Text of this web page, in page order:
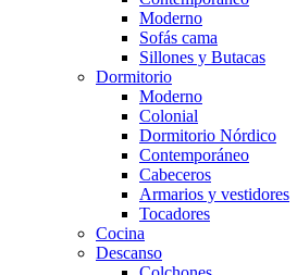
Moderno
Sofás cama
Sillones y Butacas
Dormitorio
Moderno
Colonial
Dormitorio Nórdico
Contemporáneo
Cabeceros
Armarios y vestidores
Tocadores
Cocina
Descanso